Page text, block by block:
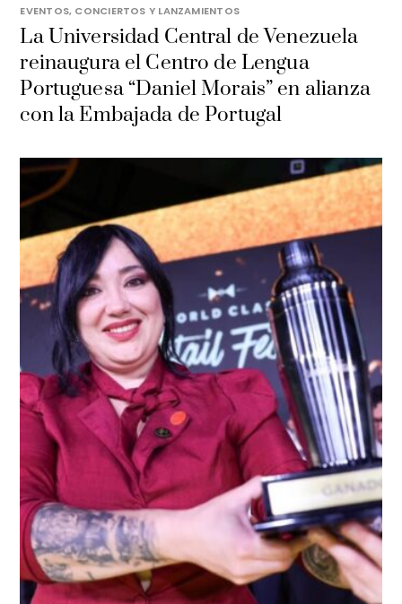
EVENTOS, CONCIERTOS Y LANZAMIENTOS
La Universidad Central de Venezuela
reinaugura el Centro de Lengua
Portuguesa “Daniel Morais” en alianza
con la Embajada de Portugal